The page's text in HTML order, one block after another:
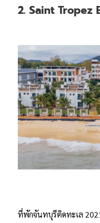
2. Saint Tropez
ที่พักจันทบุรีติดทะเล